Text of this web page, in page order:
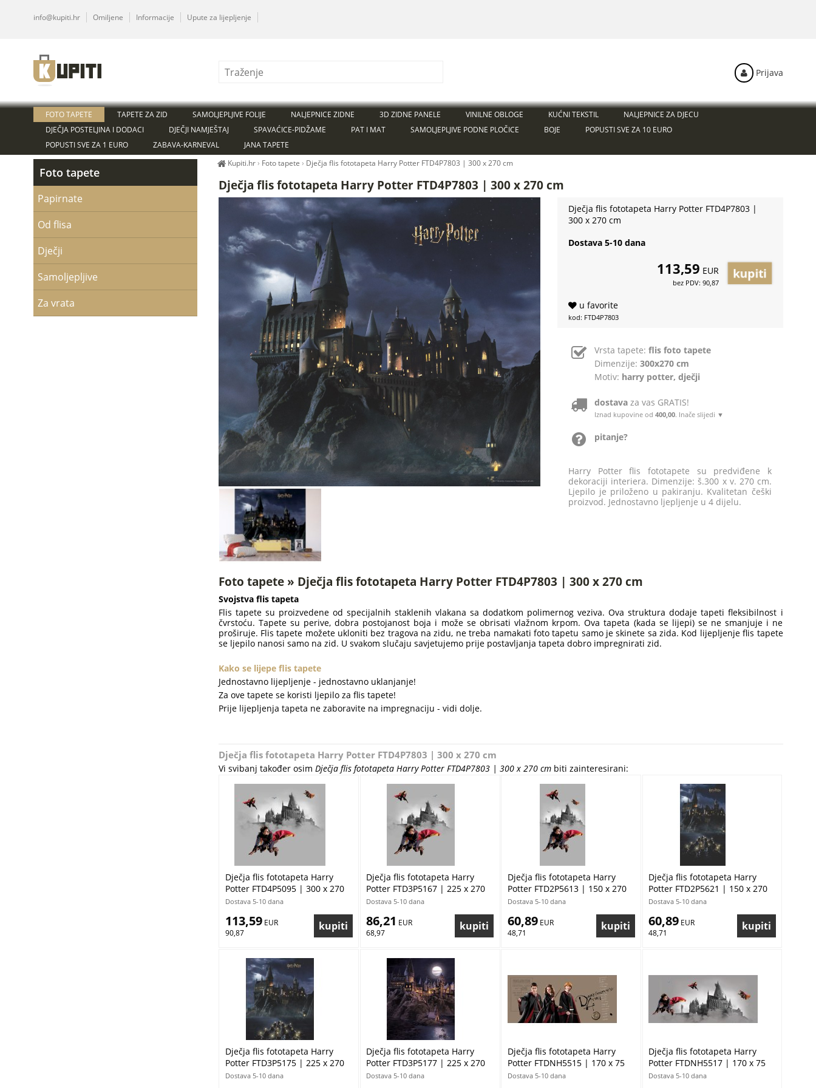
Dječja flis fototapeta Harry Potter FTD4P7803 | 300 x 270 cm
Dječja flis fototapeta Harry Potter FTD4P7803 |
300 x 270 cm
Dostava 5-10 dana
113,59 EUR
bez PDV: 90,87
u favorite
kod: FTD4P7803
Vrsta tapete:flis foto tapete
Dimenzije:300x270 cm
Motiv: harry potter, dječji
dostava za vas GRATIS!
Iznad kupovine od400,00. Inače slijedi ▼
pitanje?
Harry Potter flis fototapete su predviđene k
dekoraciji interiera. Dimenzije: š.300 x v. 270 cm.
Ljepilo je priloženo u pakiranju. Kvalitetan češki
proizvod. Jednostavno ljepljenje u 4 dijelu.
Foto tapete » Dječja flis fototapeta Harry Potter FTD4P7803 | 300 x 270 cm
Svojstva flis tapeta
Flis tapete su proizvedene od specijalnih staklenih vlakana sa dodatkom polimernog veziva. Ova struktura dodaje tapeti fleksibilnost i
čvrstoću. Tapete su perive, dobra postojanost boja i može se obrisati vlažnom krpom. Ova tapeta (kada se lijepi) se ne smanjuje i ne
proširuje. Flis tapete možete ukloniti bez tragova na zidu, ne treba namakati foto tapetu samo je skinete sa zida. Kod lijepljenje flis tapete
se ljepilo nanosi samo na zid. U svakom slučaju savjetujemo prije postavljanja tapeta dobro impregnirati zid.
Kako se lijepe flis tapete
Jednostavno lijepljenje - jednostavno uklanjanje!
Za ove tapete se koristi ljepilo za flis tapete!
Prije lijepljenja tapeta ne zaboravite na impregnaciju - vidi dolje.
Dječja flis fototapeta Harry Potter FTD4P7803 | 300 x 270 cm
Vi svibanj također osim Dječja flis fototapeta Harry Potter FTD4P7803 | 300 x 270 cmbiti zainteresirani:
Dječja flis fototapeta Harry
Potter FTD4P5095 | 300 x 270
cm
Dostava 5-10 dana
113,59 EUR
90,87
Dječja flis fototapeta Harry
Potter FTD3P5167 | 225 x 270
cm
Dostava 5-10 dana
86,21 EUR
68,97
Dječja flis fototapeta Harry
Potter FTD2P5613 | 150 x 270
cm
Dostava 5-10 dana
60,89 EUR
48,71
Dječja flis fototapeta Harry
Potter FTD2P5621 | 150 x 270
cm
Dostava 5-10 dana
60,89 EUR
48,71
Dječja flis fototapeta Harry
Potter FTD3P5175 | 225 x 270
cm
Dostava 5-10 dana
Dječja flis fototapeta Harry
Potter FTD3P5177 | 225 x 270
cm
Dostava 5-10 dana
Dječja flis fototapeta Harry
Potter FTDNH5515 | 170 x 75
cm
Dostava 5-10 dana
Dječja flis fototapeta Harry
Potter FTDNH5517 | 170 x 75
cm
Dostava 5-10 dana
Foto tapete
Papirnate
Od flisa
Dječji
Samoljepljive
Za vrata
FOTO TAPETE TAPETE ZA ZID SAMOLJEPLJIVE FOLIJE NALJEPNICE ZIDNE 3D ZIDNE PANELE VINILNE OBLOGE KUĆNI TEKSTIL
NALJEPNICE ZA DJECU
DJEČJA POSTELJINA I DODACI
DJEČJI NAMJEŠTAJ SPAVAĆICE-PIDŽAME PAT I MAT SAMOLJEPLJIVE PODNE PLOČICE BOJE
POPUSTI SVE ZA 10 EURO
POPUSTI SVE ZA 1 EURO
ZABAVA-KARNEVAL JANA TAPETE
Kupiti.hr› Foto tapete › Dječja flis fototapeta Harry Potter FTD4P7803 | 300 x 270 cm
info@kupiti.hr Omiljene Informacije Upute za lijepljenje
Prijava